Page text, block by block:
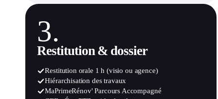
3.
Restitution & dossier
Restitution orale 1 h (visio ou agence)
Hiérarchisation des travaux
MaPrimeRénov' Parcours Accompagné